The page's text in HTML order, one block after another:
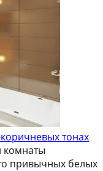
тонах
комнаты
привычных белых